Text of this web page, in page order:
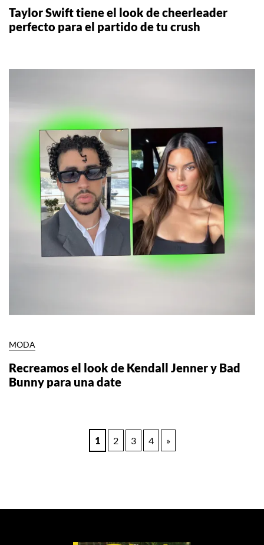
Taylor Swift tiene el look de cheerleader
perfecto para el partido de tu crush
MODA
Recreamos el look de Kendall Jenner y Bad
Bunny para una date
Paginación
1 2 3 4 »